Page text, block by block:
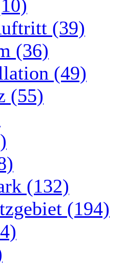
(39)
(36)
(49)
(55)
(132)
(194)